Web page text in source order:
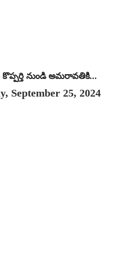
కొప్పర్తి నుండి అమరావతికి...
September 25, 2024